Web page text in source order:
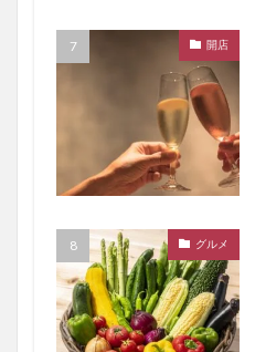
開店
グルメ